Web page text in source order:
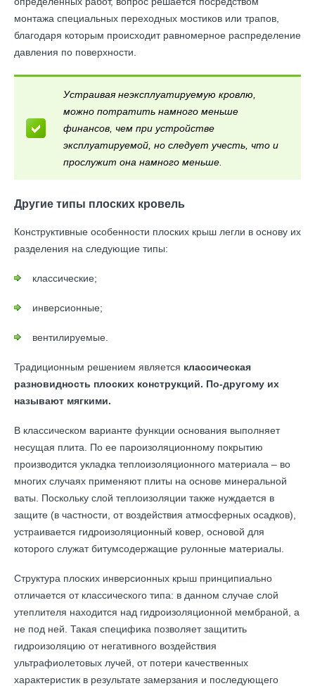
монтажа специальных переходных мостиков или трапов,
благодаря которым происходит равномерное распределение
давления по поверхности.
Устраивая неэксплуатируемую кровлю,
можно потратить намного меньше
финансов, чем при устройстве
эксплуатируемой, но следует учесть, что и
прослужит она намного меньше.
Другие типы плоских кровель
Конструктивные особенности плоских крыш легли в основу их
разделения на следующие типы:
классические;
инверсионные;
вентилируемые.
Традиционным решением является классическая
разновидность плоских конструкций. По-другому их
называют мягкими.
В классическом варианте функции основания выполняет
несущая плита. По ее пароизоляционному покрытию
производится укладка теплоизоляционного материала – во
многих случаях применяют плиты на основе минеральной
ваты. Поскольку слой теплоизоляции также нуждается в
защите (в частности, от воздействия атмосферных осадков),
устраивается гидроизоляционный ковер, основой для
которого служат битумсодержащие рулонные материалы.
Структура плоских инверсионных крыш принципиально
отличается от классического типа: в данном случае слой
утеплителя находится над гидроизоляционной мембраной, а
не под ней. Такая специфика позволяет защитить
гидроизоляцию от негативного воздействия
ультрафиолетовых лучей, от потери качественных
характеристик в результате замерзания и последующего